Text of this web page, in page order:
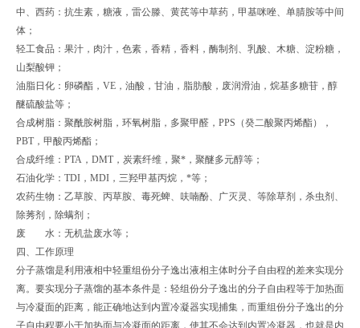
中、西药：抗生素，糖液，雷公滕、黄芪等中草药，甲基咪唑、单腈胺等中间
体；
轻工食品：果汁，肉汁，色素，香精，香料，酶制剂、乳酸、木糖、淀粉糖，
山梨酸钾；
油脂日化：卵磷酯，VE，油酸，甘油，脂肪酸，废润滑油，烷基多糖苷，醇
醚硫酸盐等；
合成树脂：聚酰胺树脂，环氧树脂，多聚甲醛，PPS（癸二酸聚丙烯酯），
PBT，甲酸丙烯酯；
合成纤维：PTA，DMT，炭素纤维，聚*，聚醚多元醇等；
石油化学：TDI，MDI，三羟甲基丙烷，*等；
农药生物：乙草胺、丙草胺、毒死蜱、呋喃酚、广灭灵、等除草剂，杀虫剂、
除莠剂，除螨剂；
废 水：无机盐废水等；
四、工作原理
分子蒸馏是利用液相中轻重组份分子逸出液相主体时分子自由程的差来实现分
离。要实现分子蒸馏的基本条件是：轻组份分子逸出的分子自由程等于加热面
与冷凝面的距离，能正确地达到内置冷凝器实现捕集，而重组份分子逸出的分
子自由程要小于加热面与冷凝面的距离，使其不会达到内置冷凝器，也就是内